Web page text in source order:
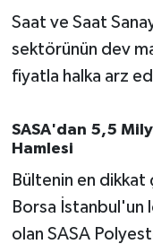
Saat ve Saat
sektörünün dev
fiyatla halka arz
SASA'dan 5,5
Hamlesi
Bültenin en dikkat
Borsa
olan SASA
SEYAHAT
SİYASET
Sındırgı
SPOR